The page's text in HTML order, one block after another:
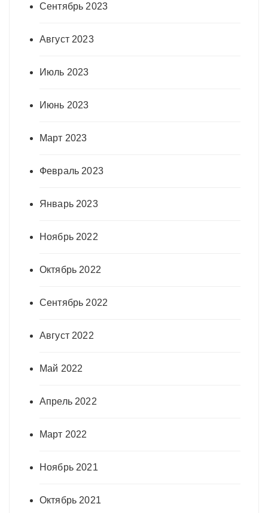
Сентябрь 2023
Август 2023
Июль 2023
Июнь 2023
Март 2023
Февраль 2023
Январь 2023
Ноябрь 2022
Октябрь 2022
Сентябрь 2022
Август 2022
Май 2022
Апрель 2022
Март 2022
Ноябрь 2021
Октябрь 2021